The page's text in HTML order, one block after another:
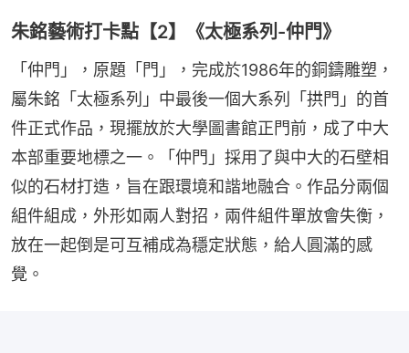
朱銘藝術打卡點【2】《太極系列-仲門》
「仲門」，原題「門」，完成於1986年的銅鑄雕塑，
屬朱銘「太極系列」中最後一個大系列「拱門」的首
件正式作品，現擺放於大學圖書館正門前，成了中大
本部重要地標之一。「仲門」採用了與中大的石壁相
似的石材打造，旨在跟環境和諧地融合。作品分兩個
組件組成，外形如兩人對招，兩件組件單放會失衡，
放在一起倒是可互補成為穩定狀態，給人圓滿的感
覺。